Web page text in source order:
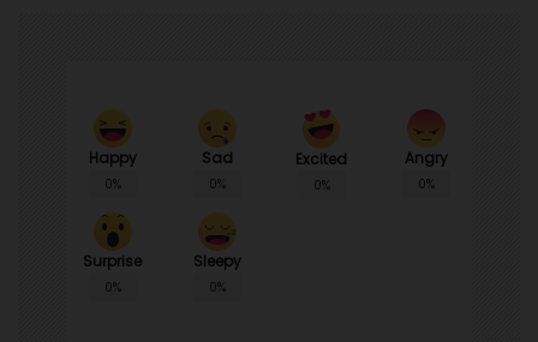
Happy
0%
Sad
0%
Excited
0%
Angry
0%
Surprise
0%
Sleepy
0%